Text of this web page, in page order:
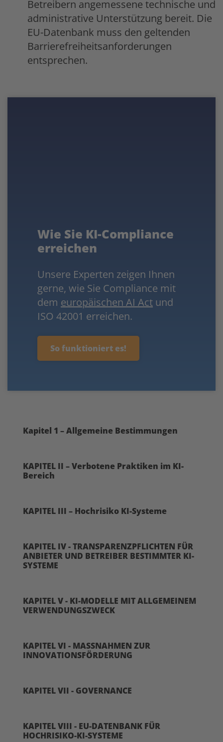
Betreibern angemessene technische und
administrative Unterstützung bereit. Die
EU-Datenbank muss den geltenden
Barrierefreiheitsanforderungen
entsprechen.
Wie Sie KI-Compliance
erreichen
Unsere Experten zeigen Ihnen
gerne, wie Sie Compliance mit
dem europäischen AI Act und
ISO 42001 erreichen.
So funktioniert es!
Kapitel 1 – Allgemeine Bestimmungen
KAPITEL II – Verbotene Praktiken im KI-
Bereich
KAPITEL III – Hochrisiko KI-Systeme
KAPITEL IV - TRANSPARENZPFLICHTEN FÜR
ANBIETER UND BETREIBER BESTIMMTER KI-
SYSTEME
KAPITEL V - KI-MODELLE MIT ALLGEMEINEM
VERWENDUNGSZWECK
KAPITEL VI - MASSNAHMEN ZUR
INNOVATIONSFÖRDERUNG
KAPITEL VII - GOVERNANCE
KAPITEL VIII - EU-DATENBANK FÜR
HOCHRISIKO-KI-SYSTEME